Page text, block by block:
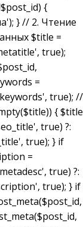
{
} // 2. Чтение
$title =
true);
=
true); //
{ $title
true) ?:
true); } if
=
true) ?:
true); } if